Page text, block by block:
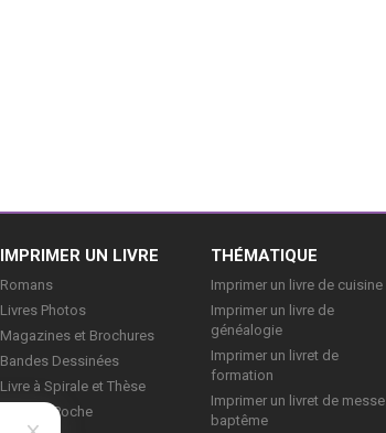
IMPRIMER UN LIVRE
Romans
Livres Photos
Magazines et Brochures
Bandes Dessinées
Livre à Spirale et Thèse
Livre de Poche
THÉMATIQUE
Imprimer un livre de cuisine
Imprimer un livre de
généalogie
Imprimer un livret de
formation
Imprimer un livret de messe
baptême